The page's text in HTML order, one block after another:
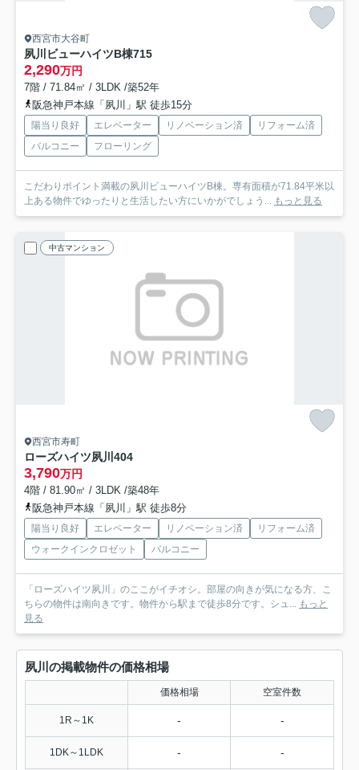
西宮市大谷町
夙川ビューハイツB棟715
2,290万円
7階 / 71.84㎡ / 3LDK /築52年
阪急神戸本線「夙川」駅 徒歩15分
陽当り良好 エレベーター リノベーション済
リフォーム済
バルコニー
フローリング
こだわりポイント満載の夙川ビューハイツB棟。専有面積が71.84平米以
上ある物件でゆったりと生活したい方にいかがでしょう... もっと見る
中古マンション
西宮市寿町
ローズハイツ夙川 404
3,790万円
4階 / 81.90㎡ / 3LDK /築48年
阪急神戸本線「夙川」駅 徒歩8分
陽当り良好 エレベーター リノベーション済
リフォーム済
ウォークインクロゼット
バルコニー
「ローズハイツ夙川」のここがイチオシ。部屋の向きが気になる方、こ
ちらの物件は南向きです。物件から駅まで徒歩8分です。シュ... もっと
見る
夙川の掲載物件の価格相場
価格相場 空室件数
1R～1K - -
1DK～1LDK - -